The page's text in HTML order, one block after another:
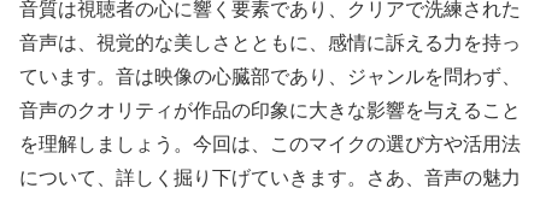
音質は視聴者の心に響く要素であり、クリアで洗練された
音声は、視覚的な美しさとともに、感情に訴える力を持っ
ています。音は映像の心臓部であり、ジャンルを問わず、
音声のクオリティが作品の印象に大きな影響を与えること
を理解しましょう。今回は、このマイクの選び方や活用法
について、詳しく掘り下げていきます。さあ、音声の魅力